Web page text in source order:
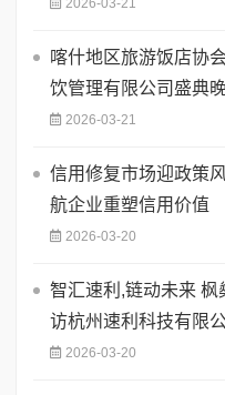
2026-03-21
喀什地区旅游饭店协
饮管理有限公司盛典
2026-03-21
信用修复市场迎政策
航企业重塑信用价值
2026-03-20
智汇速利,链动未来
访杭州速利科技有限
2026-03-20